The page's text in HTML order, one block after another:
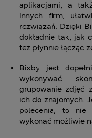
aplikacjami, a
innych firm,
rozwiązań. Dzięki
dokładnie tak, jak
też płynnie łącząc
Bixby jest
wykonywać
grupowanie zdjęć
ich do znajomych.
polecenia, to nie
wykonać możliwie